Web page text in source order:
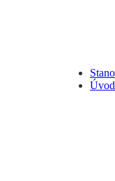
Úvod